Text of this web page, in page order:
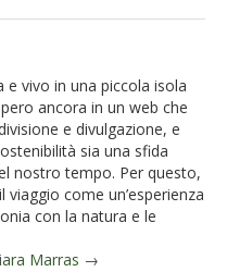
e vivo in una piccola isola
ancora in un web che
e divulgazione, e
sia una sfida
nostro tempo. Per questo,
come un’esperienza
con la natura e le
Marras →